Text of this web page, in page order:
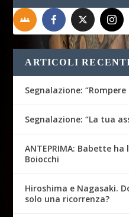
ARTICOLI
Segnalazione:
Segnalazione: “La tua
ANTEPRIMA: Babette
Boiocchi
Hiroshima e Nagasaki.
solo una ricorrenza?